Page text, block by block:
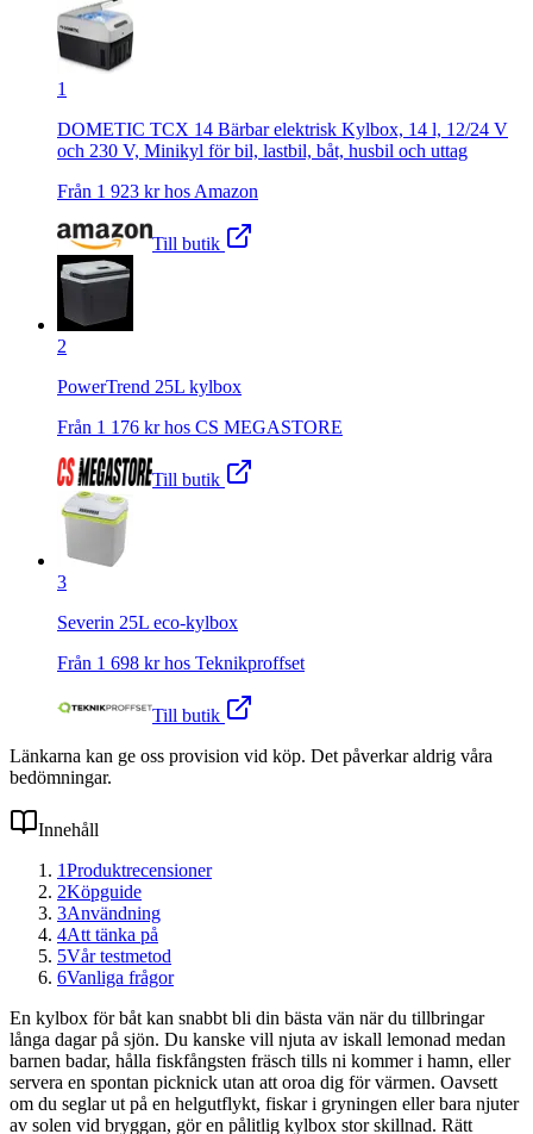
1
DOMETIC TCX 14 Bärbar elektrisk Kylbox, 14 l, 12/24 V
och 230 V, Minikyl för bil, lastbil, båt, husbil och uttag
Från 1 923 kr hos Amazon
Till butik
2
PowerTrend 25L kylbox
Från 1 176 kr hos CS MEGASTORE
Till butik
3
Severin 25L eco-kylbox
Från 1 698 kr hos Teknikproffset
Till butik
Länkarna kan ge oss provision vid köp. Det påverkar aldrig våra
bedömningar.
Innehåll
1Produktrecensioner
2Köpguide
3Användning
4Att tänka på
5Vår testmetod
6Vanliga frågor
En kylbox för båt kan snabbt bli din bästa vän när du tillbringar
långa dagar på sjön. Du kanske vill njuta av iskall lemonad medan
barnen badar, hålla fiskfångsten fräsch tills ni kommer i hamn, eller
servera en spontan picknick utan att oroa dig för värmen. Oavsett
om du seglar ut på en helgutflykt, fiskar i gryningen eller bara njuter
av solen vid bryggan, gör en pålitlig kylbox stor skillnad. Rätt